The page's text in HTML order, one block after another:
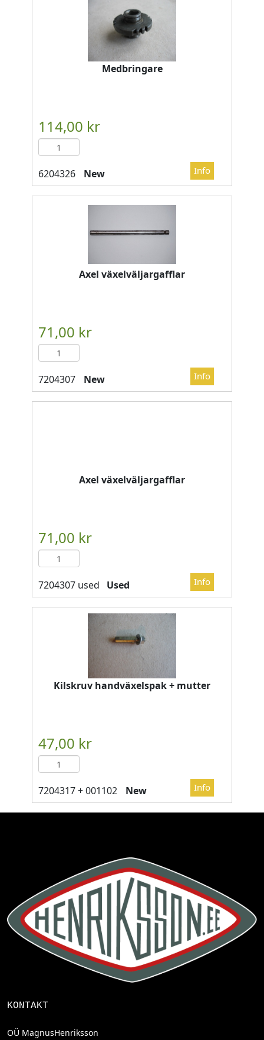
Medbringare
New
Axel växelväljargafflar
New
Axel växelväljargafflar
Used
Kilskruv handväxelspak + mutter
New
KONTAKT
OÜ MagnusHenriksson